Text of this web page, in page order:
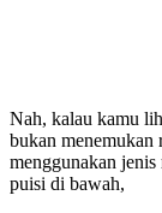
Nah, kalau kamu
bukan
menggunakan
puisi di bawah,